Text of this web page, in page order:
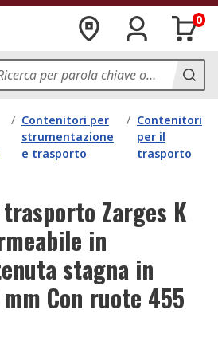
0
/ Contenitori per
strumentazione
e trasporto
/ Contenitori
per il
trasporto
Zarges K
in
stagna in
Con ruote 455